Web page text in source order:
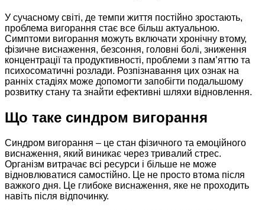
У сучасному світі, де темпи життя постійно зростають,
проблема вигорання стає все більш актуальною.
Симптоми вигорання можуть включати хронічну втому,
фізичне виснаження, безсоння, головні болі, зниження
концентрації та продуктивності, проблеми з пам’яттю та
психосоматичні розлади. Розпізнавання цих ознак на
ранніх стадіях може допомогти запобігти подальшому
розвитку стану та знайти ефективні шляхи відновлення.
Що таке синдром вигорання
Синдром вигорання – це стан фізичного та емоційного
виснаження, який виникає через тривалий стрес.
Організм витрачає всі ресурси і більше не може
відновлюватися самостійно. Це не просто втома після
важкого дня. Це глибоке виснаження, яке не проходить
навіть після відпочинку.